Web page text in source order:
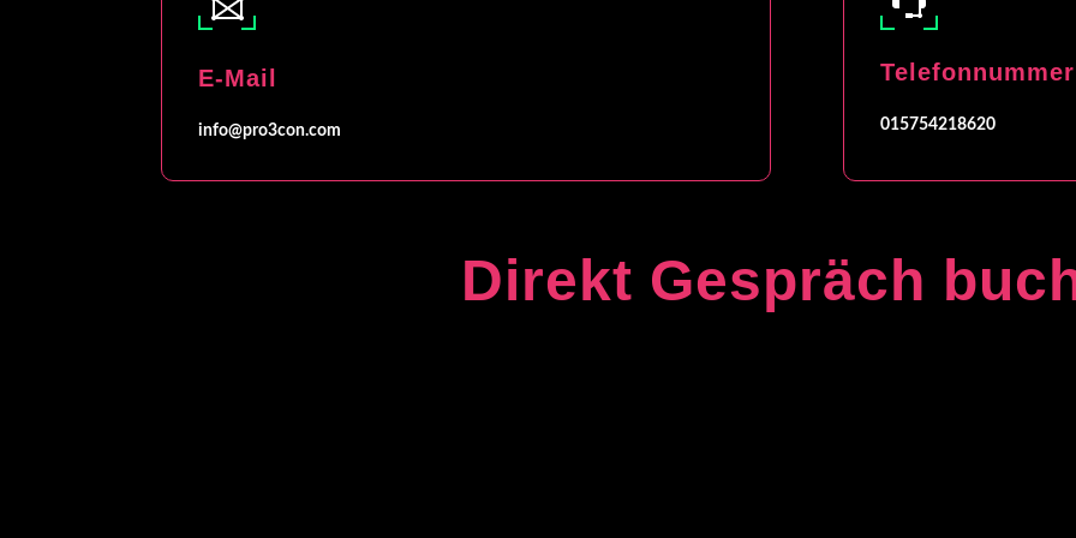
E-Mail
info@pro3con.com
Telefonnummer
015754218620
Direkt Gespräch